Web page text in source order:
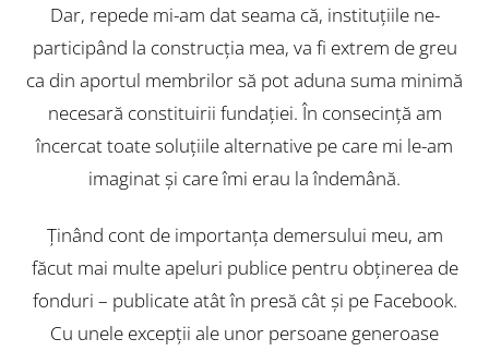
Dar, repede mi-am dat seama că, instituţiile ne-
participând la construcţia mea, va fi extrem de greu
ca din aportul membrilor să pot aduna suma minimă
necesară constituirii fundaţiei. În consecinţă am
încercat toate soluţiile alternative pe care mi le-am
imaginat şi care îmi erau la îndemână.
Ţinând cont de importanţa demersului meu, am
făcut mai multe apeluri publice pentru obţinerea de
fonduri – publicate atât în presă cât şi pe Facebook.
Cu unele excepţii ale unor persoane generoase